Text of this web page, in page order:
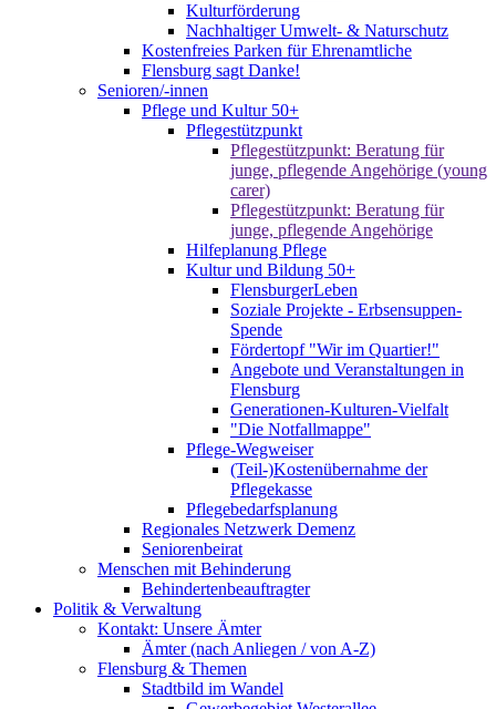
Kulturförderung
Nachhaltiger Umwelt- & Naturschutz
Kostenfreies Parken für Ehrenamtliche
Flensburg sagt Danke!
Senioren/-innen
Pflege und Kultur 50+
Pflegestützpunkt
Pflegestützpunkt: Beratung für
junge, pflegende Angehörige (young
carer)
Pflegestützpunkt: Beratung für
junge, pflegende Angehörige
Hilfeplanung Pflege
Kultur und Bildung 50+
FlensburgerLeben
Soziale Projekte - Erbsensuppen-
Spende
Fördertopf "Wir im Quartier!"
Angebote und Veranstaltungen in
Flensburg
Generationen-Kulturen-Vielfalt
"Die Notfallmappe"
Pflege-Wegweiser
(Teil-)Kostenübernahme der
Pflegekasse
Pflegebedarfsplanung
Regionales Netzwerk Demenz
Seniorenbeirat
Menschen mit Behinderung
Behindertenbeauftragter
Politik & Verwaltung
Kontakt: Unsere Ämter
Ämter (nach Anliegen / von A-Z)
Flensburg & Themen
Stadtbild im Wandel